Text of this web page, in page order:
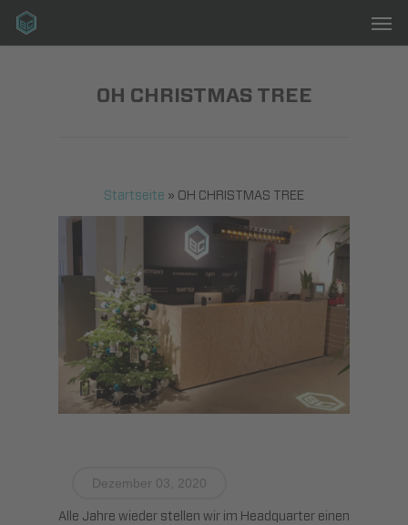
Skip
OH CHRISTMAS TREE
Startseite » OH CHRISTMAS TREE
Dezember 03, 2020
Alle Jahre wieder stellen wir im Headquarter einen